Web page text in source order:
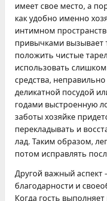
имеет свое место, а
как удобно именно
интимном
привычками вызывает
положить чистые
использовать
средства,
деликатной посудой
годами выстроенную
заботы хозяйке
перекладывать и
лад. Таким образом,
потом исправлять
Другой важный аспект
благодарности и
Когда гость